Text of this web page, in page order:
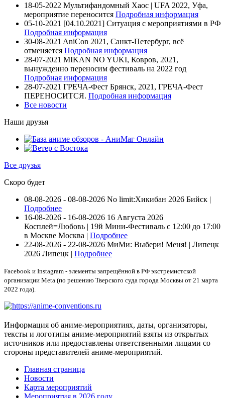
18-05-2022 Мультифандомный Хаос | UFA 2022, Уфа,
мероприятие переносится Подробная информация
05-10-2021 [04.10.2021] Ситуация с мероприятиями в РФ
Подробная информация
30-08-2021 AniCon 2021, Санкт-Петербург, всё
отменяется Подробная информация
28-07-2021 MIKAN NO YUKI, Ковров, 2021,
вынужденно переносим фестиваль на 2022 год
Подробная информация
28-07-2021 ГРЕЧА-Фест Брянск, 2021, ГРЕЧА-Фест
ПЕРЕНОСИТСЯ. Подробная информация
Все новости
Наши друзья
Все друзья
Скоро будет
08-08-2026 - 08-08-2026 No limit:Хикибан 2026 Бийск |
Подробнее
16-08-2026 - 16-08-2026 16 Августа 2026
Косплей=Любовь | 19й Мини-Фестиваль с 12:00 до 17:00
в Москве Москва | Подробнее
22-08-2026 - 22-08-2026 МиМи: Выбери! Меня! | Липецк
2026 Липецк | Подробнее
Facebook и Instagram - элементы запрещённой в РФ экстремистской
организации Meta (по решению Тверского суда города Москвы от 21 марта
2022 года).
Информация об аниме-мероприятиях, даты, организаторы,
тексты и логотипы аниме-мероприятий взяты из открытых
источников или предоставлены ответственными лицами со
стороны представителей аниме-мероприятий.
Главная страница
Новости
Карта мероприятий
Мероприятия в 2026 году